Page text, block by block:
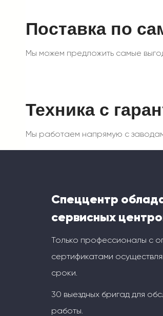
Поставка по
Мы можем предложить самые
Техника с
Мы работаем напрямую с
Спеццентр
сервисных
Только профессионалы с
сертификатами
сроки.
30 выездных бригад для
работы.